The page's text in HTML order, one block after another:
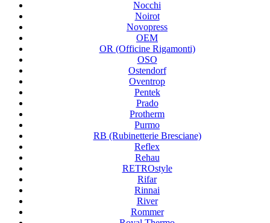
Nocchi
Noirot
Novopress
OEM
OR (Officine Rigamonti)
OSO
Ostendorf
Oventrop
Pentek
Prado
Protherm
Purmo
RB (Rubinetterie Bresciane)
Reflex
Rehau
RETROstyle
Rifar
Rinnai
River
Rommer